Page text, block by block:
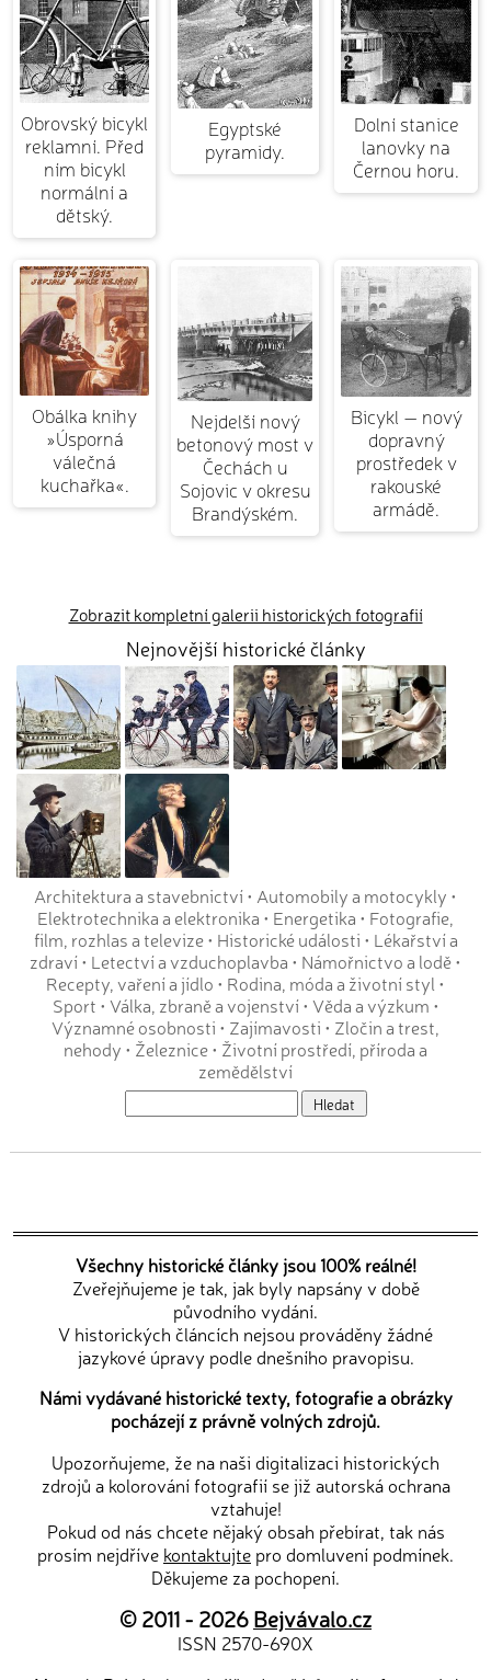
Obrovský bicykl
reklamní. Před
ním bicykl
normální a
dětský.
Egyptské
pyramidy.
Dolní stanice
lanovky na
Černou horu.
Obálka knihy
»Úsporná
válečná
kuchařka«.
Nejdelší nový
betonový most v
Čechách u
Sojovic v okresu
Brandýském.
Bicykl — nový
dopravný
prostředek v
rakouské
armádě.
Zobrazit kompletní galerii historických fotografií
Nejnovější historické články
Architektura a stavebnictví• Automobily a motocykly •
Elektrotechnika a elektronika • Energetika • Fotografie,
film, rozhlas a televize• Historické události • Lékařství a
zdraví• Letectví a vzduchoplavba • Námořnictvo a lodě•
Recepty, vaření a jídlo • Rodina, móda a životní styl •
Sport • Válka, zbraně a vojenství• Věda a výzkum •
Významné osobnosti • Zajímavosti • Zločin a trest,
nehody • Železnice• Životní prostředí, příroda a
zemědělství
Všechny historické články jsou 100% reálné!
Zveřejňujeme je tak, jak byly napsány v době
původního vydání.
V historických článcích nejsou prováděny žádné
jazykové úpravy podle dnešního pravopisu.
Námi vydávané historické texty, fotografie a obrázky
pocházejí z právně volných zdrojů.
Upozorňujeme, že na naši digitalizaci historických
zdrojů a kolorování fotografií se již autorská ochrana
vztahuje!
Pokud od nás chcete nějaký obsah přebírat, tak nás
prosím nejdříve kontaktujte pro domluvení podmínek.
Děkujeme za pochopení.
© 2011 - 2026Bejvávalo.cz
ISSN 2570-690X